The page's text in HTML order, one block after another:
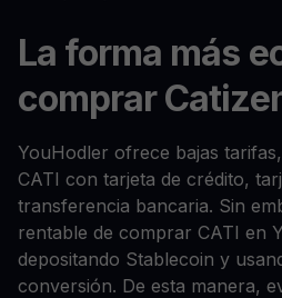
La forma más
comprar
YouHodler ofrece bajas
CATI con tarjeta de crédito,
transferencia bancaria. Sin
rentable de comprar CATI en
depositando Stablecoin y
conversión. De esta manera,